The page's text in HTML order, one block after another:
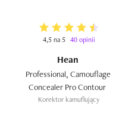
4,5 na 5 40 opinii
Hean
Professional, Camouflage
Korektor kamuflujący